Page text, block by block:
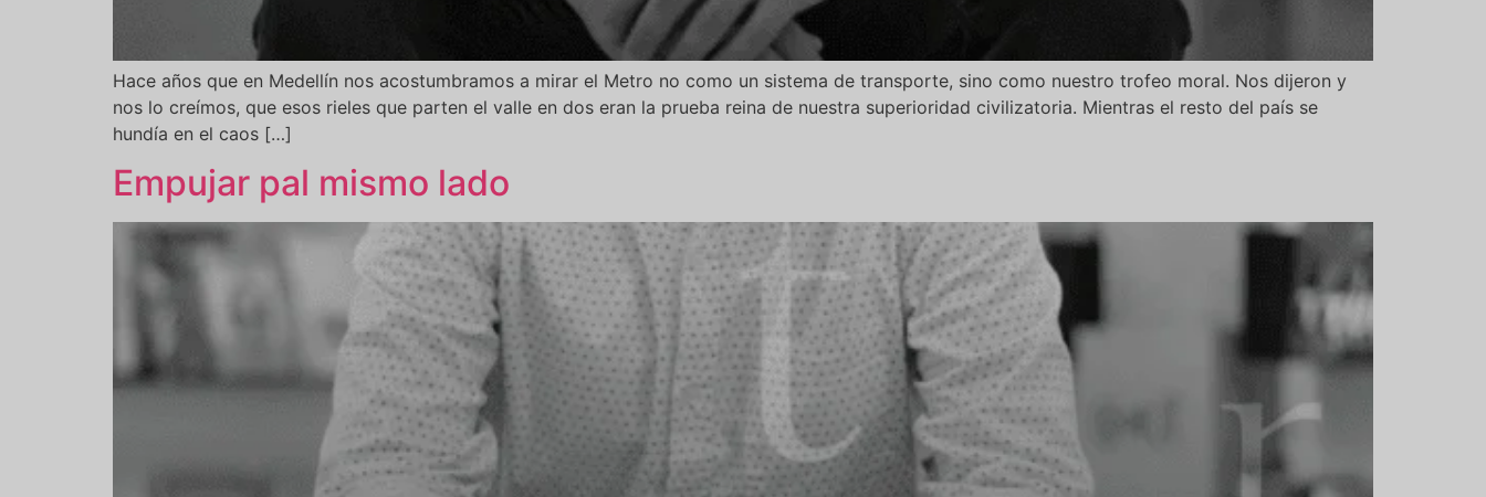
Hace años que en Medellín nos acostumbramos a mirar el Metro no como un sistema de transporte, sino como nuestro trofeo moral. Nos dijeron y
nos lo creímos, que esos rieles que parten el valle en dos eran la prueba reina de nuestra superioridad civilizatoria. Mientras el resto del país se
hundía en el caos […]
Empujar pal mismo lado